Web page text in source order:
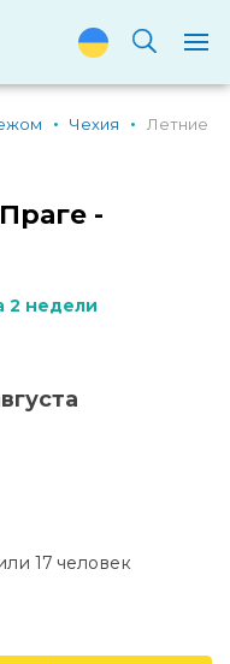
Чехия
Летние
-
2 недели
17 человек